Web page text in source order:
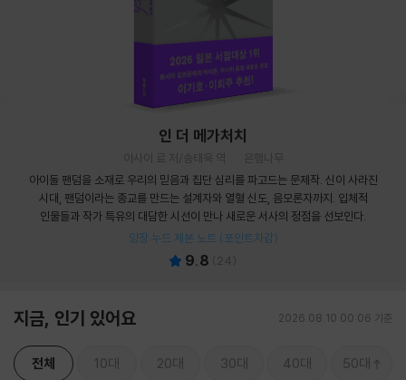
인 더 메가처치
아사이 료 저/송태욱 역
은행나무
아이돌 팬덤을 소재로 우리의 믿음과 집단 심리를 파고드는 문제작. 신이 사라진
시대, 팬덤이라는 종교를 만드는 설계자와 열혈 신도, 음모론자까지. 입체적
인물들과 작가 특유의 대담한 시선이 만나 새로운 서사의 정점을 선보인다.
양장 누드 제본 노트 (포인트차감)
9.8 24
지금, 인기 있어요 2026.08.10 00:06 기준
전체 10대 20대 30대 40대 50대